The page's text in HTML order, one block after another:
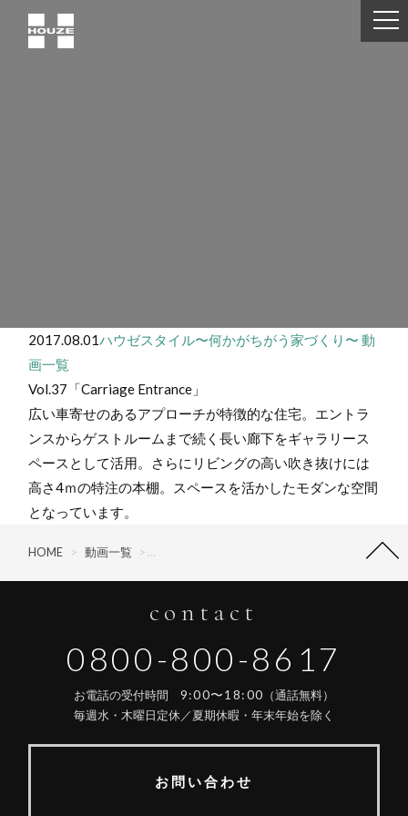
2017.08.01ハウゼスタイル〜何かがちがう家づくり〜 動
画一覧
Vol.37「Carriage Entrance」
広い車寄せのあるアプローチが特徴的な住宅。エントラ
ンスからゲストルームまで続く長い廊下をギャラリース
ペースとして活用。さらにリビングの高い吹き抜けには
高さ4ｍの特注の本棚。スペースを活かしたモダンな空間
となっています。
HOME > 動画一覧 > ハウゼスタイル〜何かがちがう家づくり〜 >
contact
0800-800-8617
お電話の受付時間 9:00〜18:00 （通話無料）
毎週水・木曜日定休／夏期休暇・年末年始を除く
お問い合わせ